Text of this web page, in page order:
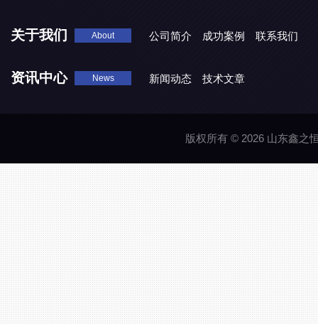
关于我们 About 公司简介 成功案例 联系我们
资讯中心 News 新闻动态 技术文章
版权所有 © 2026 山东鑫之